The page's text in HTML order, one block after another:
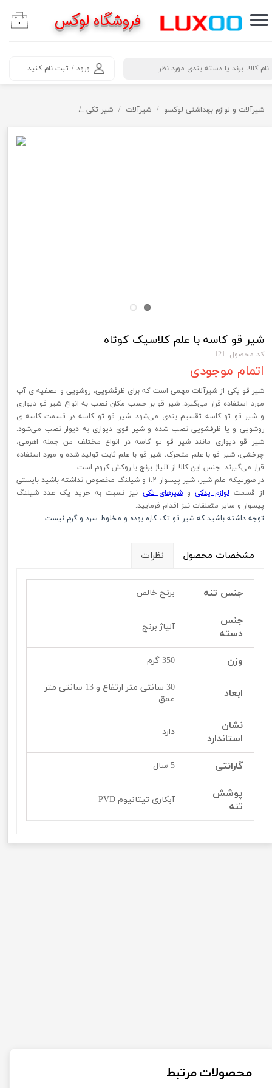
​جستجو ورود / ثبت نام کنید
حساب کاربری من
خروج از حساب کاربری
۰ فروشگاه لوکس
شیرآلات و لوازم بهداشتی لوکسو شیرآلات شیر تکی
شیر قو کاسه با علم کلاسیک کوتاه
کد محصول: 121
اتمام موجودی
شیر قو یکی از شیرآلات مهمی است که برای ظرفشویی، روشویی و تصفیه ی آب
مورد استفاده قرار می‌گیرد. شیر قو بر حسب مکان نصب به انواع شیر قو دیواری
و شیر قو تو کاسه تقسیم بندی می‌شود. شیر قو تو کاسه در قسمت کاسه ی
روشویی و یا ظرفشویی نصب شده و شیر قوی دیواری به دیوار نصب می‌شود.
شیر قو دیواری مانند شیر قو تو کاسه در انواع مختلف من جمله اهرمی،
چرخشی، شیر قو با علم متحرک، شیر قو با علم ثابت تولید شده و مورد استفاده
قرار می‌گیرند. جنس این کالا از آلیاژ برنج با روکش کروم است.
در صورتیکه علم شیر، شیر پیسوار 1.2 و شیلنگ مخصوص نداشته باشید بایستی
از قسمتلوازم یدکی وشیرهای تکی نیز نسبت به خرید یک عدد شیلنگ
پیسوار و سایر متعلقات نیز اقدام فرمایید.
توجه داشته باشید که شیر قو تک کاره بوده و مخلوط سرد و گرم نیست.
مشخصات محصول نظرات
جنس تنه برنج خالص
جنس
دسته
آلیاژ برنج
وزن 350 گرم
ابعاد
30 سانتی متر ارتفاع و 13 سانتی متر
عمق
نشان
استاندارد
دارد
گارانتی 5 سال
پوشش
تنه
آبکاری تیتانیوم PVD
محصولات مرتبط